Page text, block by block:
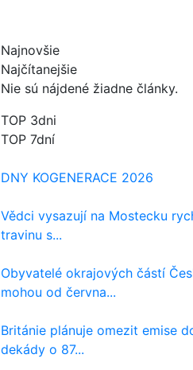
Najnovšie
Najčítanejšie
Nie sú nájdené žiadne články.
TOP 3dni
TOP 7dní
DNY KOGENERACE 2026
Vědci vysazují na Mostecku
travinu s...
Obyvatelé okrajových částí
mohou od června...
Británie plánuje omezit emise
dekády o 87...